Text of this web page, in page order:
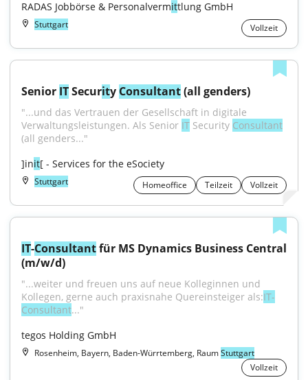
RADAS Jobbörse & Personalvermittlung GmbH
Stuttgart Vollzeit
Senior IT Security Consultant (all genders)
"...und das Vertrauen der Gesellschaft in digitale
Verwaltungsleistungen. Als Senior IT Security Consultant
(all genders..."
]init[ - Services for the eSociety
Stuttgart Homeoffice Teilzeit Vollzeit
IT-Consultant für MS Dynamics Business Central
(m/w/d)
"...weiter und freuen uns auf neue Kolleginnen und
Kollegen, gerne auch praxisnahe Quereinsteiger als:IT-
Consultant..."
tegos Holding GmbH
Rosenheim, Bayern, Baden-Würrtemberg, RaumStuttgart
Vollzeit